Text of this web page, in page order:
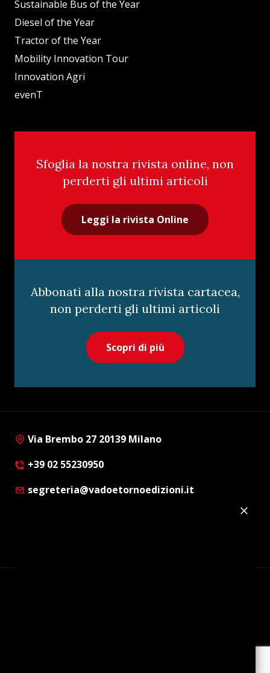
Sustainable Bus of the Year
Diesel of the Year
Tractor of the Year
Mobility Innovation Tour
Innovation Agri
evenT
Sfoglia la nostra rivista online, non
perderti gli ultimi articoli
Leggi la rivista Online
Abbonati alla nostra rivista cartacea,
non perderti gli ultimi articoli
Scopri di più
Via Brembo 27 20139 Milano
+39 02 55230950
segreteria@vadoetornoedizioni.it